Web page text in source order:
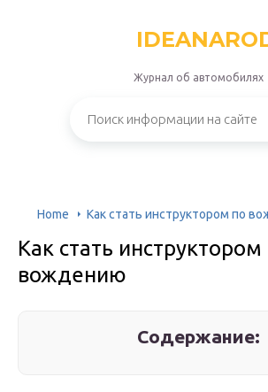
Журнал об автомобилях
Home Как стать инструктором по
Как стать инструктором
вождению
Содержание: